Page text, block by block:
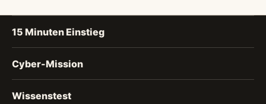
15 Minuten Einstieg
Cyber-Mission
Wissenstest